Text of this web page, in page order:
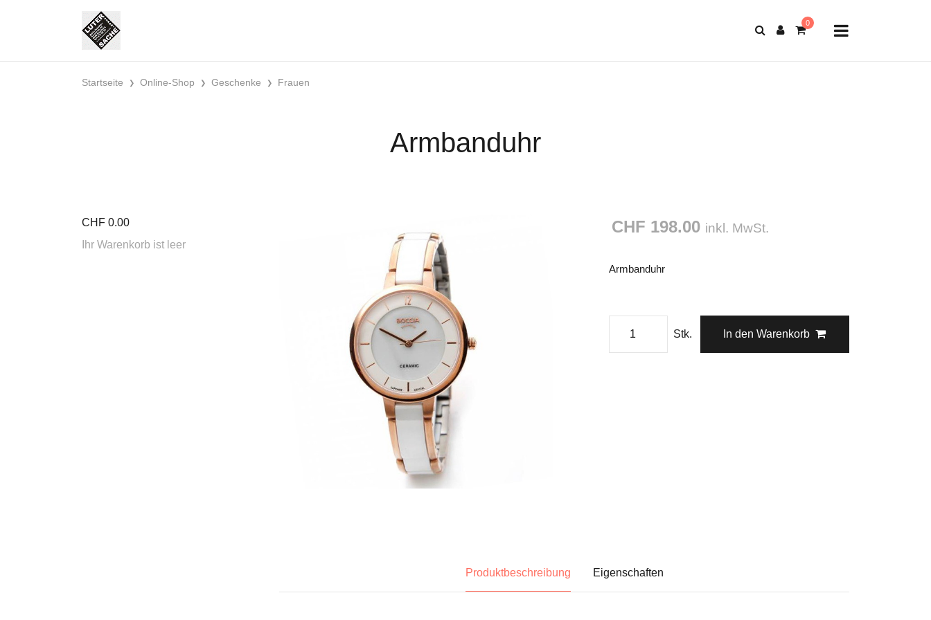
Startseite Online-Shop Geschenke Frauen
Armbanduhr
CHF 0.00
Ihr Warenkorb ist leer
CHF 198.00 inkl. MwSt.
Armbanduhr
Stk. In den Warenkorb
Produktbeschreibung Eigenschaften